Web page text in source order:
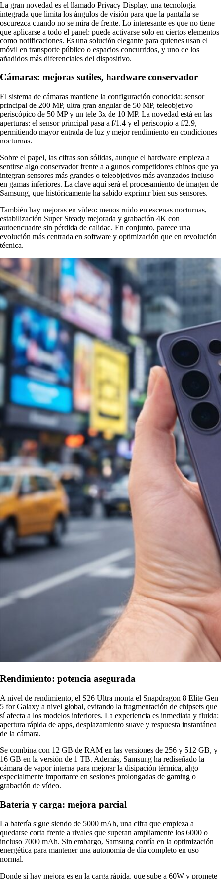
La gran novedad es el llamado Privacy Display, una tecnología
integrada que limita los ángulos de visión para que la pantalla se
oscurezca cuando no se mira de frente. Lo interesante es que no tiene
que aplicarse a todo el panel: puede activarse solo en ciertos elementos
como notificaciones. Es una solución elegante para quienes usan el
móvil en transporte público o espacios concurridos, y uno de los
añadidos más diferenciales del dispositivo.
Cámaras: mejoras sutiles, hardware conservador
El sistema de cámaras mantiene la configuración conocida: sensor
principal de 200 MP, ultra gran angular de 50 MP, teleobjetivo
periscópico de 50 MP y un tele 3x de 10 MP. La novedad está en las
aperturas: el sensor principal pasa a f/1.4 y el periscopio a f/2.9,
permitiendo mayor entrada de luz y mejor rendimiento en condiciones
nocturnas.
Sobre el papel, las cifras son sólidas, aunque el hardware empieza a
sentirse algo conservador frente a algunos competidores chinos que ya
integran sensores más grandes o teleobjetivos más avanzados incluso
en gamas inferiores. La clave aquí será el procesamiento de imagen de
Samsung, que históricamente ha sabido exprimir bien sus sensores.
También hay mejoras en vídeo: menos ruido en escenas nocturnas,
estabilización Super Steady mejorada y grabación 4K con
autoencuadre sin pérdida de calidad. En conjunto, parece una
evolución más centrada en software y optimización que en revolución
técnica.
Rendimiento: potencia asegurada
A nivel de rendimiento, el S26 Ultra monta el Snapdragon 8 Elite Gen
5 for Galaxy a nivel global, evitando la fragmentación de chipsets que
sí afecta a los modelos inferiores. La experiencia es inmediata y fluida:
apertura rápida de apps, desplazamiento suave y respuesta instantánea
de la cámara.
Se combina con 12 GB de RAM en las versiones de 256 y 512 GB, y
16 GB en la versión de 1 TB. Además, Samsung ha rediseñado la
cámara de vapor interna para mejorar la disipación térmica, algo
especialmente importante en sesiones prolongadas de gaming o
grabación de vídeo.
Batería y carga: mejora parcial
La batería sigue siendo de 5000 mAh, una cifra que empieza a
quedarse corta frente a rivales que superan ampliamente los 6000 o
incluso 7000 mAh. Sin embargo, Samsung confía en la optimización
energética para mantener una autonomía de día completo en uso
normal.
Donde sí hay mejora es en la carga rápida, que sube a 60W y promete